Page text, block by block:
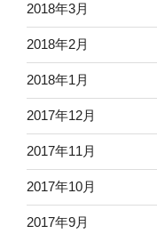
2018年3月
2018年2月
2018年1月
2017年12月
2017年11月
2017年10月
2017年9月